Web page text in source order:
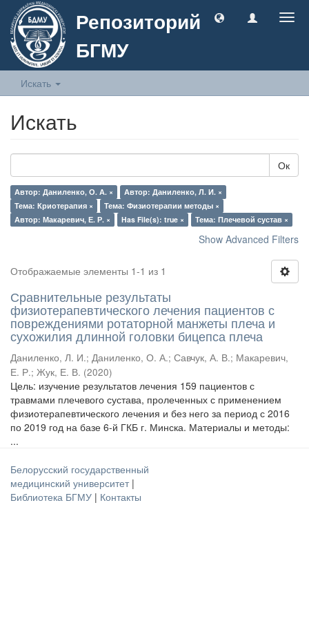
Репозиторий
БГМУ
Искать
Искать
Ок
Автор: Даниленко, О. А. ×
Автор: Даниленко, Л. И. ×
Тема: Криотерапия ×
Тема: Физиотерапии методы ×
Автор: Макаревич, Е. Р. ×
Has File(s): true × Тема: Плечевой сустав ×
Show Advanced Filters
Отображаемые элементы 1-1 из 1
Сравнительные результаты
физиотерапевтического лечения пациентов с
повреждениями ротаторной манжеты плеча и
сухожилия длинной головки бицепса плеча
Даниленко, Л. И.; Даниленко, О. А.; Савчук, А. В.; Макаревич,
Е. Р.; Жук, Е. В. (2020)
Цель: изучение результатов лечения 159 пациентов с
травмами плечевого сустава, пролеченных с применением
физиотерапевтического лечения и без него за период с 2016
по 2019 год на базе 6-й ГКБ г. Минска. Материалы и методы:
...
Белорусский государственный
медицинский университет |
Библиотека БГМУ | Контакты